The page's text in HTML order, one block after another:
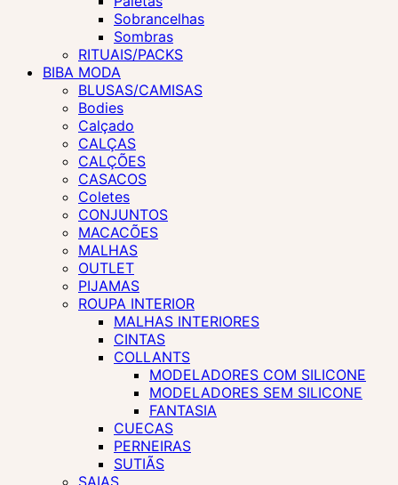
Sobrancelhas
Sombras
RITUAIS/PACKS
BIBA MODA
BLUSAS/CAMISAS
Bodies
Calçado
CALÇAS
CALÇÕES
CASACOS
Coletes
CONJUNTOS
MACACÕES
MALHAS
OUTLET
PIJAMAS
ROUPA INTERIOR
MALHAS INTERIORES
CINTAS
COLLANTS
MODELADORES COM SILICONE
MODELADORES SEM SILICONE
FANTASIA
CUECAS
PERNEIRAS
SUTIÃS
SAIAS